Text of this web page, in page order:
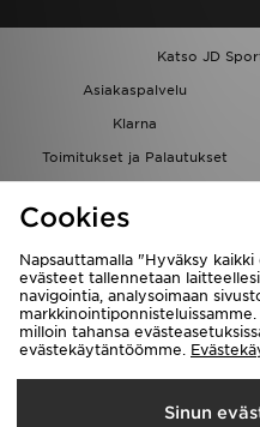
Katso JD
Asiakaspalvelu
Klarna
Toimitukset ja Palautukset
Löydä myymälä
Kumppanuusohjelma
Suomi
Cookies
Napsauttamalla "Hyväksy
evästeet tallennetaan
navigointia, analysoimaan
milloin tahansa
evästekäytäntöömme.
Sinun